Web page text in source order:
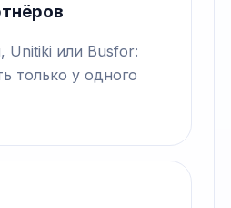
Unitiki или Busfor:
только у одного